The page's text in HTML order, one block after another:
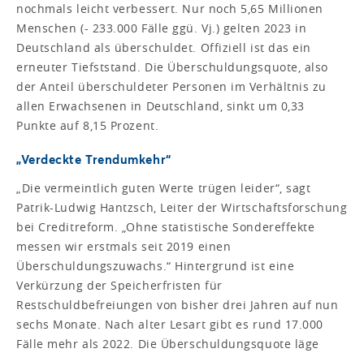
nochmals leicht verbessert. Nur noch 5,65 Millionen
Menschen (- 233.000 Fälle ggü. Vj.) gelten 2023 in
Deutschland als überschuldet. Offiziell ist das ein
erneuter Tiefststand. Die Überschuldungsquote, also
der Anteil überschuldeter Personen im Verhältnis zu
allen Erwachsenen in Deutschland, sinkt um 0,33
Punkte auf 8,15 Prozent.
„Verdeckte Trendumkehr“
„Die vermeintlich guten Werte trügen leider“, sagt
Patrik-Ludwig Hantzsch, Leiter der Wirtschaftsforschung
bei Creditreform. „Ohne statistische Sondereffekte
messen wir erstmals seit 2019 einen
Überschuldungszuwachs.“ Hintergrund ist eine
Verkürzung der Speicherfristen für
Restschuldbefreiungen von bisher drei Jahren auf nun
sechs Monate. Nach alter Lesart gibt es rund 17.000
Fälle mehr als 2022. Die Überschuldungsquote läge